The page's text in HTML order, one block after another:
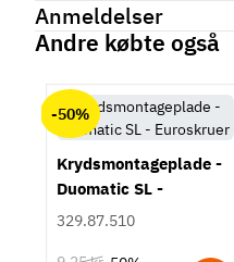
På lager9 Varer
TilstandNy
Anmeldelser
Andre købte også
-50%
Krydsmontageplade -
Duomatic SL -
Euroskruer
329.87.510